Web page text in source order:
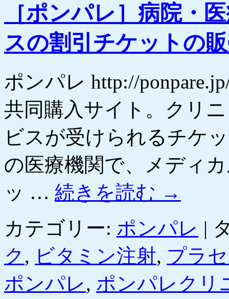
［ポンパレ］病院・
スの割引チケットの
ポンパレ http://
共同購入サイト。クリ
ビスが受けられるチケ
の医療機関で、メディ
ッ … 続きを読む →
カテゴリー: ポンパレ |
ク , ビタミン注射, プラ
ポンパレ, ポンパレクリ